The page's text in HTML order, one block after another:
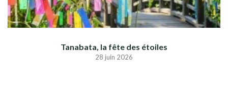
Tanabata, la fête des étoiles
28 juin 2026